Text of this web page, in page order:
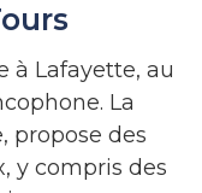
à Lafayette, au
La
propose des
y compris des